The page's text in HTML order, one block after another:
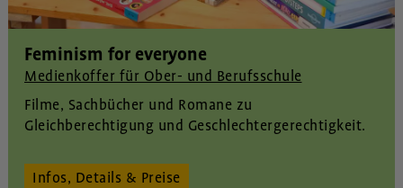
Feminism for everyone
Medienkoffer für Ober- und Berufsschule
Filme, Sachbücher und Romane zu
Gleichberechtigung und Geschlechtergerechtigkeit.
Infos, Details & Preise